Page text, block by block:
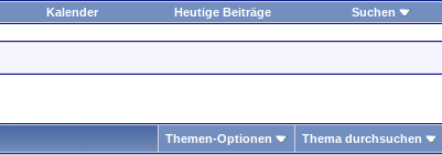
Kalender Heutige Beiträge Suchen
Themen-Optionen Thema durchsuchen